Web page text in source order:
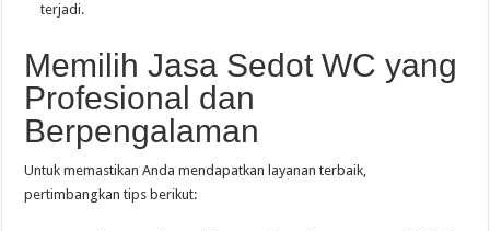
terjadi.
Memilih Jasa Sedot WC yang
Profesional dan
Berpengalaman
Untuk memastikan Anda mendapatkan layanan terbaik,
pertimbangkan tips berikut: